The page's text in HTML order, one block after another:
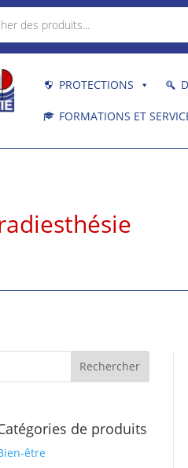
PROTECTIONS
FORMATIONS ET
de produits
être